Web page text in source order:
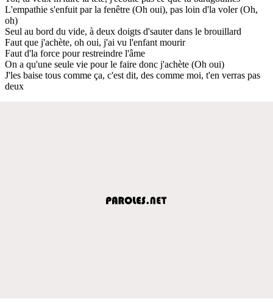
L'empathie s'enfuit par la fenêtre (Oh oui), pas loin d'la voler (Oh,
oh)
Seul au bord du vide, à deux doigts d'sauter dans le brouillard
Faut que j'achète, oh oui, j'ai vu l'enfant mourir
Faut d'la force pour restreindre l'âme
On a qu'une seule vie pour le faire donc j'achète (Oh oui)
J'les baise tous comme ça, c'est dit, des comme moi, t'en verras pas
deux